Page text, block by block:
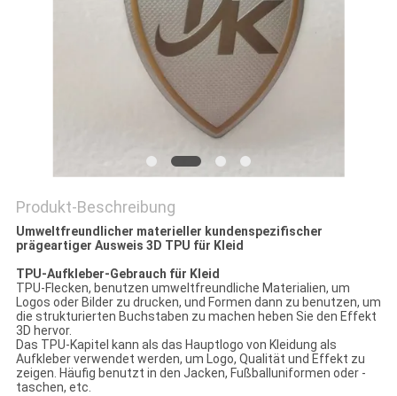
Produkt-Beschreibung
Umweltfreundlicher materieller kundenspezifischer
prägeartiger Ausweis 3D TPU für Kleid
TPU-Aufkleber-Gebrauch für Kleid
TPU-Flecken, benutzen umweltfreundliche Materialien, um
Logos oder Bilder zu drucken, und Formen dann zu benutzen, um
die strukturierten Buchstaben zu machen heben Sie den Effekt
3D hervor.
Das TPU-Kapitel kann als das Hauptlogo von Kleidung als
Aufkleber verwendet werden, um Logo, Qualität und Effekt zu
zeigen. Häufig benutzt in den Jacken, Fußballuniformen oder -
taschen, etc.